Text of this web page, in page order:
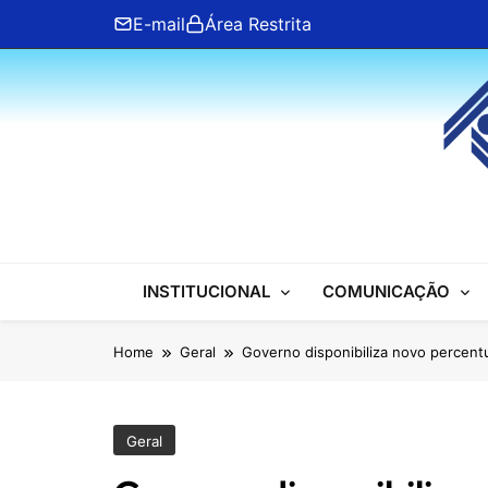
content
E-mail Área Restrita
ANFIP Nacional
INSTITUCIONAL COMUNICAÇÃO
Home Geral Governo disponibiliza novo
Geral